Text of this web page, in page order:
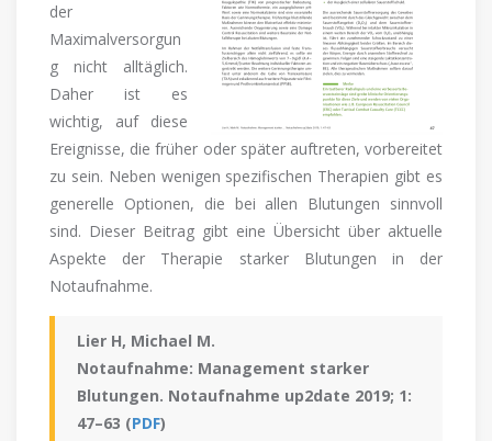
der
Maximalversorgun
g nicht alltäglich.
Daher ist es
wichtig, auf diese
Ereignisse, die früher oder später auftreten, vorbereitet
zu sein. Neben wenigen spezifischen Therapien gibt es
generelle Optionen, die bei allen Blutungen sinnvoll
sind. Dieser Beitrag gibt eine Übersicht über aktuelle
Aspekte der Therapie starker Blutungen in der
Notaufnahme.
Lier H, Michael M.
Notaufnahme: Management starker
Blutungen. Notaufnahme up2date 2019; 1:
47–63 (PDF)